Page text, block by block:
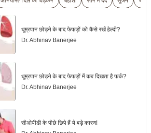
धूम्रपान छोड़ने के बाद फेफड़ों को कैसे रखें हेल्दी?
Dr. Abhinav Banerjee
धूम्रपान छोड़ने के बाद फेफड़ों में कब दिखता है फर्क?
Dr. Abhinav Banerjee
सीओपीडी के पीछे छिपे हैं ये बड़े कारण!